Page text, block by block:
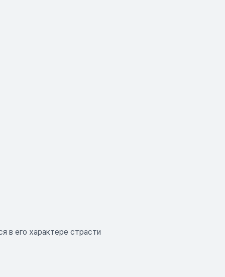
в его характере страсти